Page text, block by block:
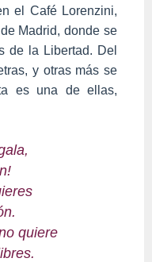
el Café Lorenzini,
Madrid, donde se
de la Libertad. Del
y otras más se
es una de ellas,
quiere